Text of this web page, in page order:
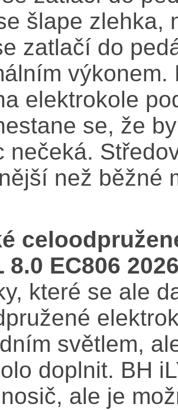
šlape zlehka,
zatlačí do
elektrokole
se, že
nečeká.
než běžné
8.0 EC806
které se ale
světlem,
doplnit. BH
ale je